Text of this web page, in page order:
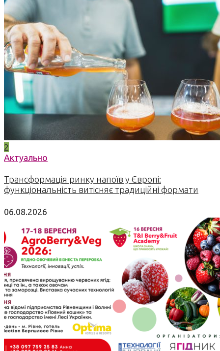
2
Актуально
Трансформація ринку напоїв у Європі:
функціональність витісняє традиційні формати
06.08.2026